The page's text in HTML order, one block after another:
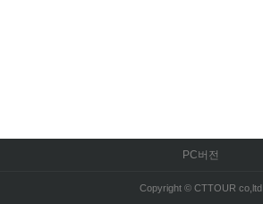
PC버전
Copyright © CTTOUR co,ltd